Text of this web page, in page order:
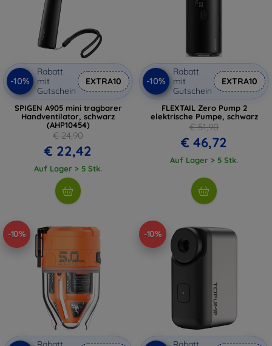
-10%
Rabatt
mit
Gutschein
EXTRA10
SPIGEN A905 mini tragbarer
Handventilator, schwarz
(AHP10454)
€ 24,90
€ 22,42
Auf Lager > 5 Stk.
-10%
Rabatt
mit
Gutschein
EXTRA10
FLEXTAIL Zero Pump 2
elektrische Pumpe, schwarz
€ 51,90
€ 46,72
Auf Lager > 5 Stk.
-10% -10%